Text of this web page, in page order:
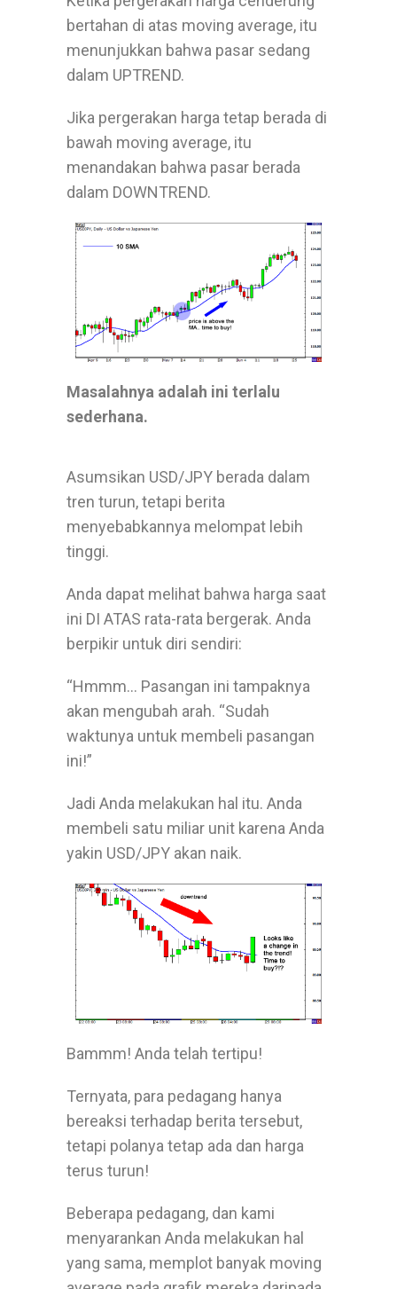
bertahan di atas moving average, itu
menunjukkan bahwa pasar sedang
dalam UPTREND.
Jika pergerakan harga tetap berada di
bawah moving average, itu
menandakan bahwa pasar berada
dalam DOWNTREND.
Masalahnya adalah ini terlalu
sederhana.
Asumsikan USD/JPY berada dalam
tren turun, tetapi berita
menyebabkannya melompat lebih
tinggi.
Anda dapat melihat bahwa harga saat
ini DI ATAS rata-rata bergerak. Anda
berpikir untuk diri sendiri:
“Hmmm… Pasangan ini tampaknya
akan mengubah arah. “Sudah
waktunya untuk membeli pasangan
ini!”
Jadi Anda melakukan hal itu. Anda
membeli satu miliar unit karena Anda
yakin USD/JPY akan naik.
Bammm! Anda telah tertipu!
Ternyata, para pedagang hanya
bereaksi terhadap berita tersebut,
tetapi polanya tetap ada dan harga
terus turun!
Beberapa pedagang, dan kami
menyarankan Anda melakukan hal
yang sama, memplot banyak moving